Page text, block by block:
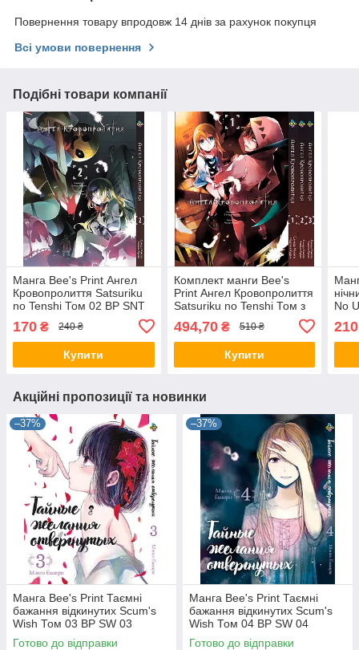
Повернення товару впродовж 14 днів за рахунок покупця
Всі умови повернення
Подібні товари компанії
Манга Bee's Print Ангел
Кровопролиття Satsuriku
no Tenshi Том 02 BP SNT
170 ₴ 240 ₴
Купити
Комплект манги Bee's
Print Ангел Кровопролиття
Satsuriku no Tenshi Том з
494,70₴ 510 ₴
Купити
No
210
Акційні пропозиції та новинки
–37%
Манга Bee's Print Таємні
бажання відкинутих Scum's
Wish Том 03 BP SW 03
Готово до відправки
–37%
Манга Bee's Print Таємні
бажання відкинутих Scum's
Wish Том 04 BP SW 04
Готово до відправки